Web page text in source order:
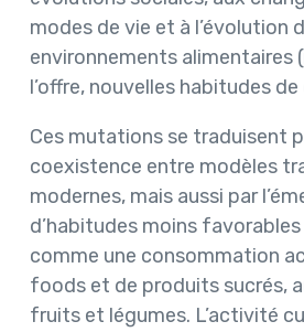
modes de vie et à l’évolution
environnements alimentaires
l’offre, nouvelles habitudes
Ces mutations se traduisent
coexistence entre modèles
modernes, mais aussi par
d’habitudes moins
comme une consommation
foods et de produits sucrés,
fruits et légumes. L’activité